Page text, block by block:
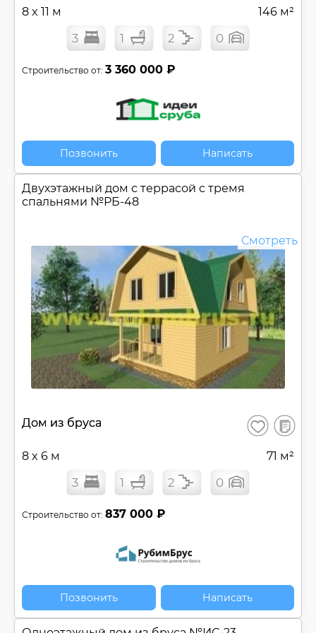
8 x 11 м 146 м²
3 1 2 0
Строительство от: 3 360 000 ₽
Позвонить Написать
Двухэтажный дом c террасой с тремя
спальнями №РБ-48
Смотреть
Дом из бруса Сохранить
В
8 x 6 м 71 м²
3 1 2 0
Строительство от: 837 000 ₽
Позвонить Написать